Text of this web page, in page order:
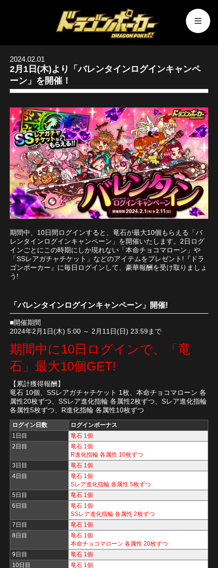
2024.02.01
2月1日(木)より「バレンタインログインキャンペ
ーン」を開催！
期間中、10日間ログインすると、竜石が最大10個もらえる「バ
レンタインログインキャンペーン」を開催いたします。2日ログ
インごとにこの時期にしか現れない「本命チョコマローン」や
「SSレアガチャチケット」などのアイテムをプレゼント!『ドラ
ゴンポーカー』に毎日ログインして、豪華報酬を受け取りましょ
う!
「バレンタインログインキャンペーン」開催!
■開催期間
2024年2月1日(木) 5:00 ～ 2月11日(日) 23:59まで
期間中に10日ログインで、「竜
石」最大10個GET!
【累計獲得報酬】
竜石 10個、SSレアガチャチケット 1枚、本命チョコマローン 各
属性20枚ずつ、SSレア進化指輪 各属性2枚ずつ、Sレア進化指輪
各属性5枚ずつ、R進化指輪 各属性10枚ずつ
ログイン日数
ログインボーナス
1日目
竜石 1個
2日目
竜石 1個
R進化指輪 各属性 10枚ずつ
3日目
竜石 1個
4日目
竜石 1個
Sレア進化指輪 各属性 5枚ずつ
5日目
竜石 1個
6日目
竜石 1個
SSレア進化指輪 各属性 2枚ずつ
7日目
竜石 1個
8日目
竜石 1個
本命チョコマローン 各属性 20枚ずつ
9日目
竜石 1個
10日目
竜石 1個